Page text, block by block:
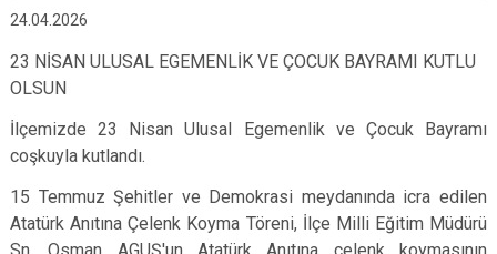
Gördes
Köprübaşı
Kula
Turgutlu
Yunusemre
24.04.2026
23 NİSAN ULUSAL EGEMENLİK VE ÇOCUK BAYRAMI KUTLU
OLSUN
İlçemizde 23 Nisan Ulusal Egemenlik ve Çocuk Bayramı
coşkuyla kutlandı.
15 Temmuz Şehitler ve Demokrasi meydanında icra edilen
Atatürk Anıtına Çelenk Koyma Töreni, İlçe Milli Eğitim Müdürü